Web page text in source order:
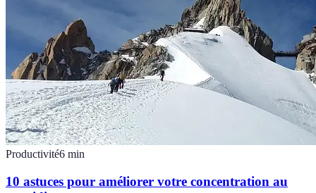
Productivité6 min
10 astuces pour améliorer votre concentration au